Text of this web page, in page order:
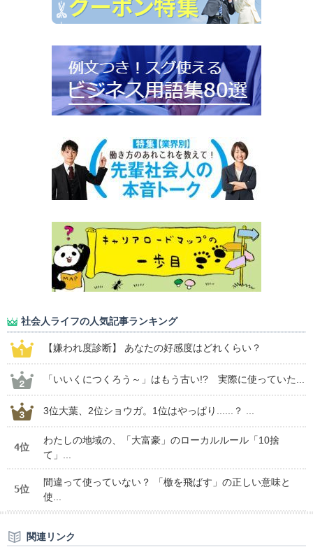
社会人ライフの人気記事ランキング
【嫌われ度診断】 あなたの好感度はどれくらい？
「いいくにつくろう～」はもう古い!? 実際に使っていた...
3位大葉、2位ショウガ。1位はやっぱり......？ ...
4位
わたしの地域の、「大富豪」のローカルルール「10捨
て」...
5位
間違って使っていない？ 「檄を飛ばす」の正しい意味と
使...
関連リンク